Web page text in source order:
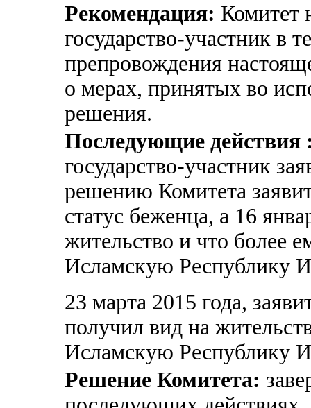
Рекомендация: Комитет
государство-участник в
препровождения
о мерах, принятых во
решения.
Последующие действия
государство-участник
решению Комитета
статус беженца, а 16
жительство и что более
Исламскую Республику
23 марта 2015 года,
получил вид на
Исламскую Республику
Решение Комитета: